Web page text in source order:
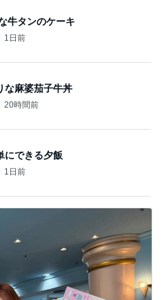
牛タンのケーキ
1日前
な麻婆茄子牛丼
20時間前
にできる夕飯
1日前